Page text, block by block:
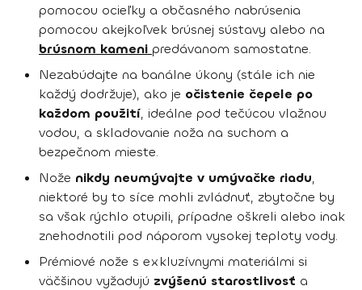
pomocou ocieľky a občasného nabrúsenia
pomocou akejkoľvek brúsnej sústavy alebo na
brúsnom kameni predávanom samostatne.
Nezabúdajte na banálne úkony (stále ich nie
každý dodržuje), ako je očistenie čepele po
každom použití, ideálne pod tečúcou vlažnou
vodou, a skladovanie noža na suchom a
bezpečnom mieste.
Nože nikdy neumývajte v umývačke riadu,
niektoré by to síce mohli zvládnuť, zbytočne by
sa však rýchlo otupili, prípadne oškreli alebo inak
znehodnotili pod náporom vysokej teploty vody.
Prémiové nože s exkluzívnymi materiálmi si
väčšinou vyžadujú zvýšenú starostlivosť a